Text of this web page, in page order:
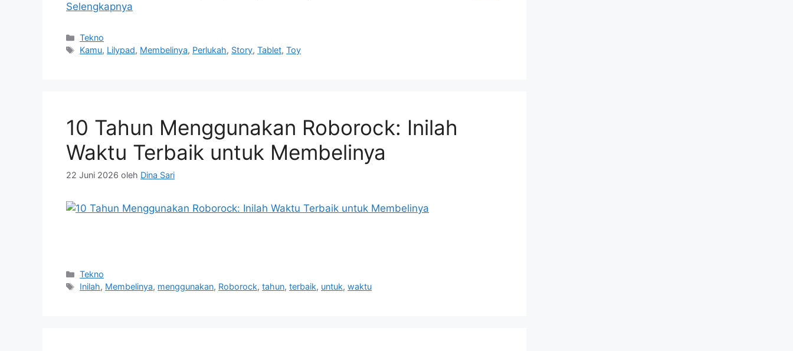
Selengkapnya
Kategori
Tekno
Tag
Kamu, Lilypad, Membelinya, Perlukah, Story,Tablet,Toy
10 Tahun Menggunakan Roborock: Inilah
Waktu Terbaik untuk Membelinya
22 Juni 2026 oleh Dina Sari
Kategori
Tekno
Tag
Inilah, Membelinya, menggunakan, Roborock,tahun,terbaik, untuk,waktu